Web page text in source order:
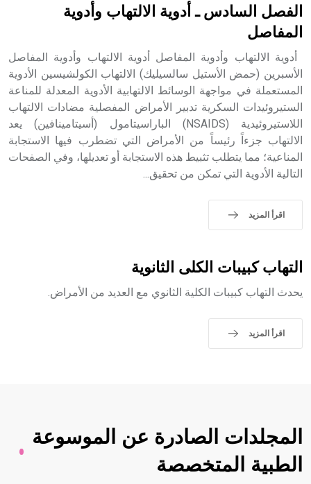
- هل تعلم أن أبجر Abgar اسم معروف جيداً يعود إلى عدد من
الملوك الذين حكموا مدينة إديسا (الرها) من أبجر الأول وحتى
التاسع، وهم ينتسبون إلى أسرة أوسروين
حيث تقتصر القيمة الصوتية للعلامة الك
الفصل السادس ـ أدوية الالتهاب وأدوية
المفاصل
أدوية الالتهاب وأدوية المفاصل أدوية الالتهاب وأدوية المفاصل
الأسبرين (حمض الأستيل سالسيليك) الالتهاب الكولشيسين الأدوية
المستعملة في مواجهة الوسائط الالتهابية الأدوية المعدلة للمناعة
الستيروئيدات السكرية تدبير الأمراض المفصلية مضادات الالتهاب
اللاستيروئيدية (NSAIDS) الباراسيتامول (أسيتامينافين) يعد
الالتهاب جزءاً رئيساً من الأمراض التي تضطرب فيها الاستجابة
المناعية؛ مما يتطلب تثبيط هذه الاستجابة أو تعديلها، وفي الصفحات
التالية الأدوية التي تمكن من تحقيق...
اقرأ المزيد
التهاب كبيبات الكلى الثانوية
يحدث التهاب كبيبات الكلية الثانوي مع العديد من الأمراض.
اقرأ المزيد
المجلدات الصادرة عن الموسوعة
الطبية المتخصصة